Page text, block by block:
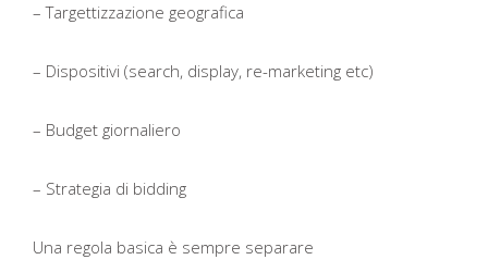
– Targettizzazione geografica
– Dispositivi (search, display, re-marketing etc)
– Budget giornaliero
– Strategia di bidding
Una regola basica è sempre separare